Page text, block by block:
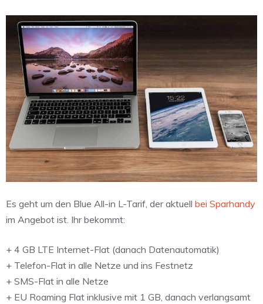
Es geht um den Blue All-in L-Tarif, der aktuell bei Sparhandy
im Angebot ist. Ihr bekommt:
+ 4 GB LTE Internet-Flat (danach Datenautomatik)
+ Telefon-Flat in alle Netze und ins Festnetz
+ SMS-Flat in alle Netze
+ EU Roaming Flat inklusive mit 1 GB, danach verlangsamt